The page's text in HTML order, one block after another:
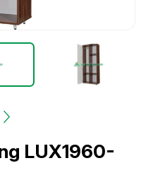
LUX1960-